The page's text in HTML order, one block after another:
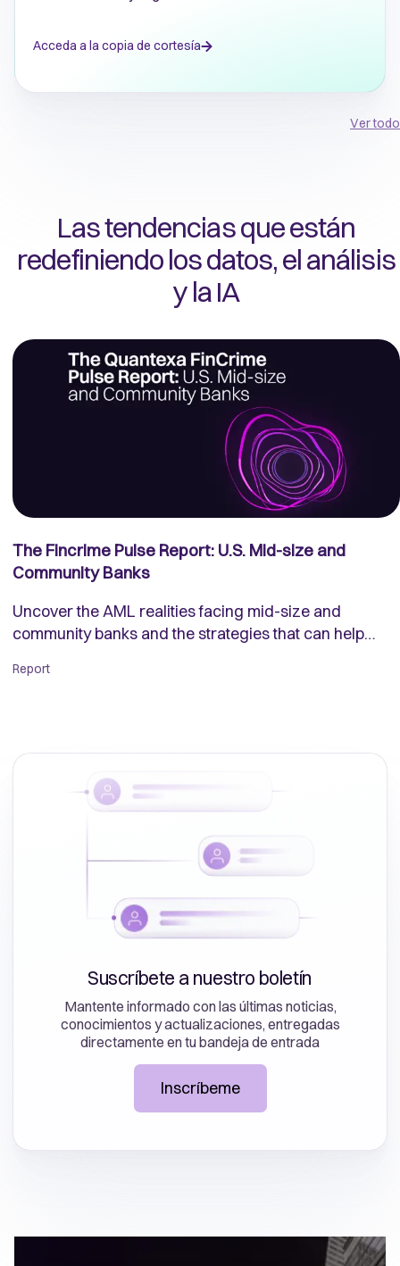
Acceda a la copia de cortesía
Ver todo
Las tendencias que están
redefiniendo los datos, el análisis
y la IA
The Fincrime Pulse Report: U.S. Mid-size and
Community Banks
Uncover the AML realities facing mid-size and
community banks and the strategies that can help
Report
Suscríbete a nuestro boletín
Mantente informado con las últimas noticias,
conocimientos y actualizaciones, entregadas
directamente en tu bandeja de entrada
Inscríbeme